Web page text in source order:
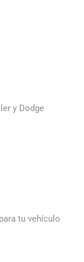
y Dodge
tu vehículo